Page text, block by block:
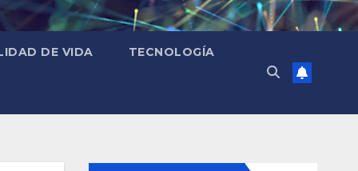
DE VIDA TECNOLOGÍA